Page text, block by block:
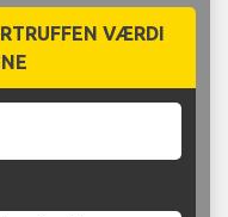
VÆRDI